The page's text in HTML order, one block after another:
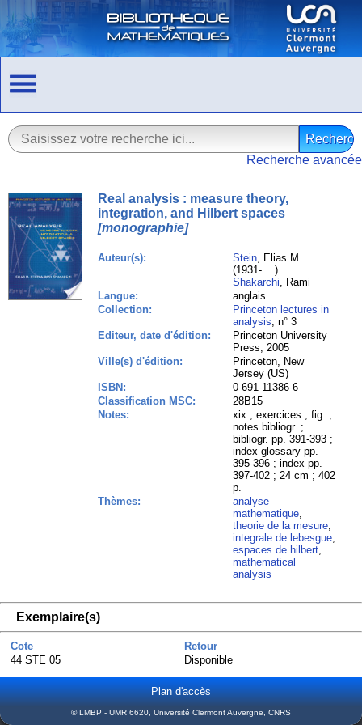
Recherche avancée
Real analysis : measure theory,
integration, and Hilbert spaces
[monographie]
Auteur(s): Stein, Elias M.
(1931-....)
Shakarchi, Rami
Langue:
anglais
Collection:
Princeton lectures in
analysis, n° 3
Editeur, date d'édition:
Princeton University
Press, 2005
Ville(s) d'édition:
Princeton, New
Jersey (US)
ISBN:
0-691-11386-6
Classification MSC:
28B15
Notes:
xix ; exercices ; fig. ;
notes bibliogr. ;
bibliogr. pp. 391-393 ;
index glossary pp.
395-396 ; index pp.
397-402 ; 24 cm ; 402
p.
Thèmes:
analyse
mathematique,
theorie de la mesure,
integrale de lebesgue,
espaces de hilbert,
mathematical
analysis
Exemplaire(s)
Cote
Retour
44 STE 05
Disponible
Plan d'accès
© LMBP - UMR 6620, Université Clermont Auvergne, CNRS